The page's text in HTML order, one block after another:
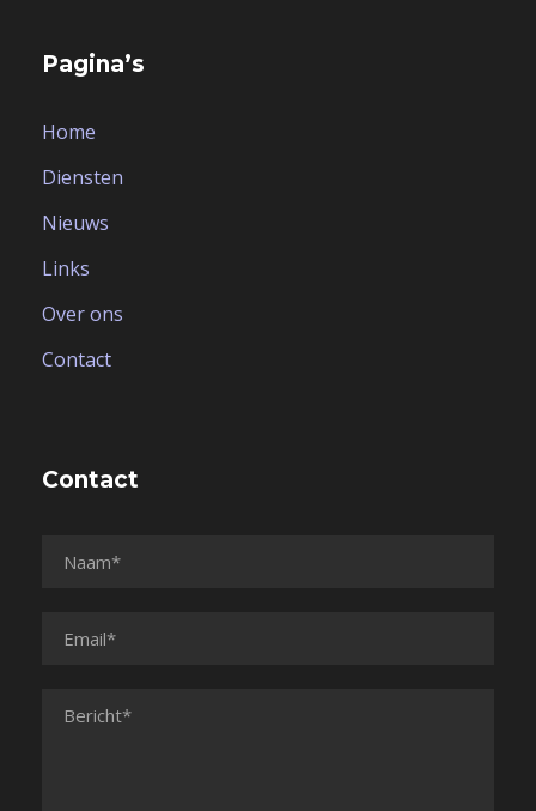
Pagina’s
Home
Diensten
Nieuws
Links
Over ons
Contact
Contact